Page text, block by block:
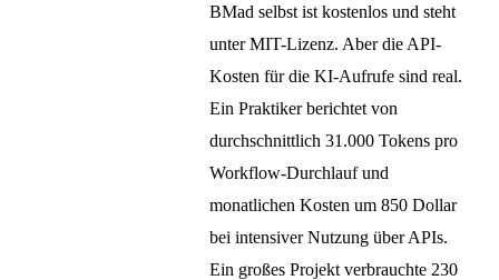
BMad selbst ist kostenlos und steht
unter MIT-Lizenz. Aber die API-
Kosten für die KI-Aufrufe sind real.
Ein Praktiker berichtet von
durchschnittlich 31.000 Tokens pro
Workflow-Durchlauf und
monatlichen Kosten um 850 Dollar
bei intensiver Nutzung über APIs.
Ein großes Projekt verbrauchte 230